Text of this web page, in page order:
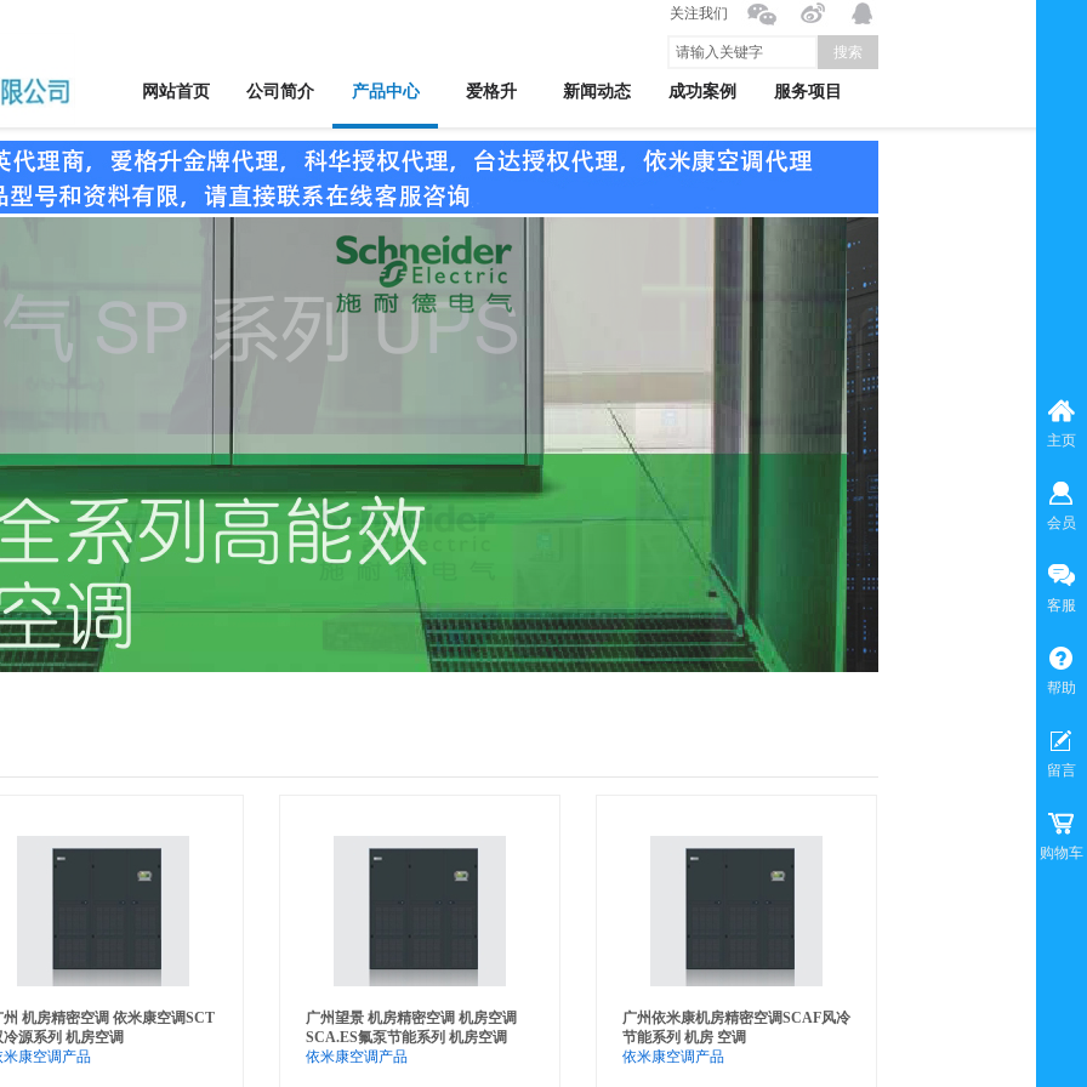
网站首页 公司简介 产品中心 爱格升 新闻动态 成功案例 服务项目
关注我们
搜索
州 机房精密空调 依米康空调SCT
冷源系列 机房空调
米康空调产品
广州望景 机房精密空调 机房空调
SCA.ES氟泵节能系列 机房空调
依米康空调产品
广州依米康机房精密空调SCAF风冷
节能系列 机房 空调
依米康空调产品
主页
会员
客服
帮助
留言
购物车